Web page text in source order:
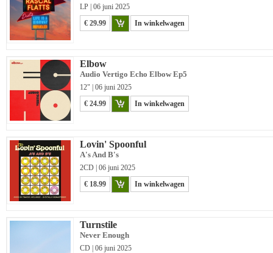
LP | 06 juni 2025
€ 29.99
In winkelwagen
Elbow
Audio Vertigo Echo Elbow Ep5
12" | 06 juni 2025
€ 24.99
In winkelwagen
Lovin' Spoonful
A's And B's
2CD | 06 juni 2025
€ 18.99
In winkelwagen
Turnstile
Never Enough
CD | 06 juni 2025